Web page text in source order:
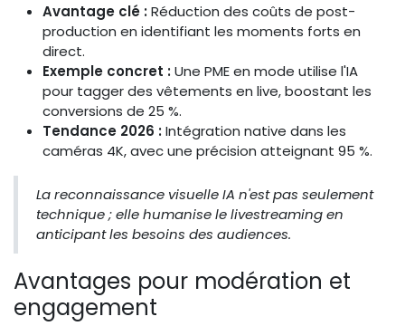
Avantage clé :Réduction des coûts de post-
production en identifiant les moments forts en
direct.
Exemple concret :Une PME en mode utilise l'IA
pour tagger des vêtements en live, boostant les
conversions de 25 %.
Tendance 2026 :Intégration native dans les
caméras 4K, avec une précision atteignant 95 %.
La reconnaissance visuelle IA n'est pas seulement
technique ; elle humanise le livestreaming en
anticipant les besoins des audiences.
Avantages pour modération et
engagement